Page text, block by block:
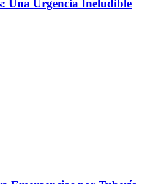
Una Urgencia Ineludible